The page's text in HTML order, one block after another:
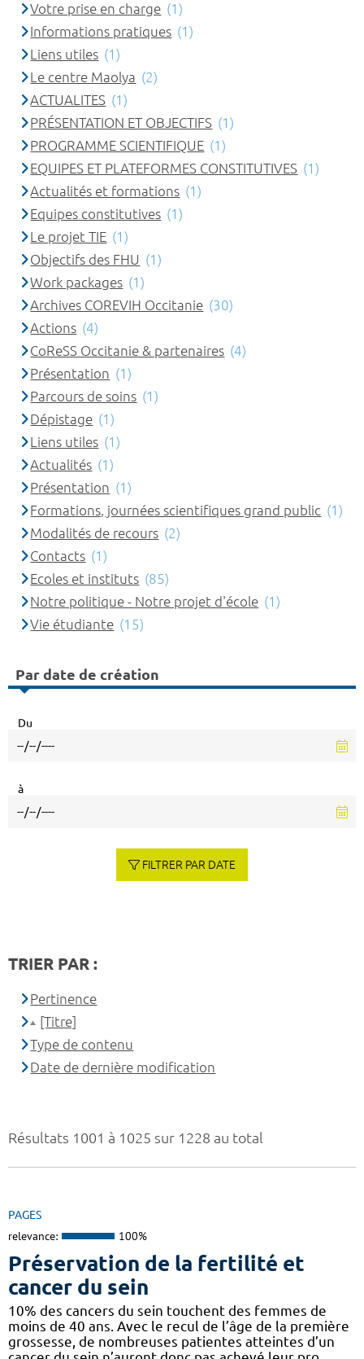
Résultats 1001 à 1025 sur 1228 au total
PAGES
relevance: 100%
Préservation de la fertilité et
cancer du sein
10% des cancers du sein touchent des femmes de
moins de 40 ans. Avec le recul de l’âge de la première
grossesse, de nombreuses patientes atteintes d’un
Votre prise en charge (1)
Informations pratiques (1)
Liens utiles (1)
Le centre Maolya (2)
ACTUALITES (1)
PRÉSENTATION ET OBJECTIFS (1)
PROGRAMME SCIENTIFIQUE (1)
EQUIPES ET PLATEFORMES CONSTITUTIVES (1)
Actualités et formations (1)
Equipes constitutives (1)
Le projet TIE (1)
Objectifs des FHU (1)
Work packages (1)
Archives COREVIH Occitanie (30)
Actions (4)
CoReSS Occitanie & partenaires (4)
Présentation (1)
Parcours de soins (1)
Dépistage (1)
Liens utiles (1)
Actualités (1)
Présentation (1)
Formations, journées scientifiques grand public (1)
Modalités de recours (2)
Contacts (1)
Ecoles et instituts (85)
Notre politique - Notre projet d'école (1)
Vie étudiante (15)
Par date de création
Du
à
FILTRER PAR DATE
TRIER PAR :
Pertinence
[Titre]
Type de contenu
Date de dernière modification